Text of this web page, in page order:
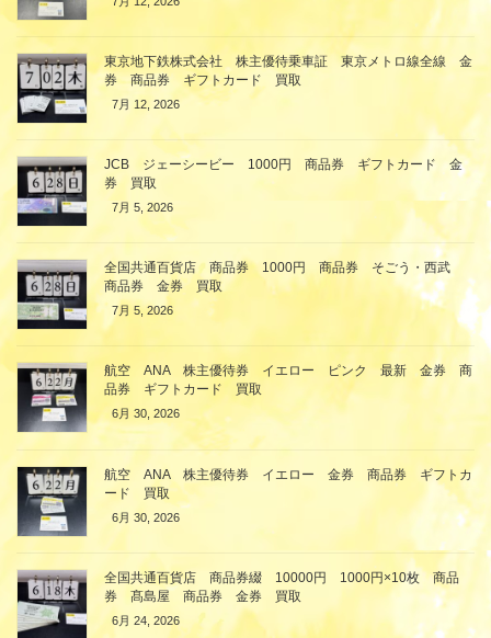
東京地下鉄株式会社 株主優待乗車証 東京メトロ線全線 金
券 商品券 ギフトカード 買取
7月 12, 2026
JCB ジェーシービー 1000円 商品券 ギフトカード 金
券 買取
7月 5, 2026
全国共通百貨店 商品券 1000円 商品券 そごう・西武
商品券 金券 買取
7月 5, 2026
航空 ANA 株主優待券 イエロー ピンク 最新 金券 商
品券 ギフトカード 買取
6月 30, 2026
航空 ANA 株主優待券 イエロー 金券 商品券 ギフトカ
ード 買取
6月 30, 2026
全国共通百貨店 商品券綴 10000円 1000円×10枚 商品
券 髙島屋 商品券 金券 買取
6月 24, 2026